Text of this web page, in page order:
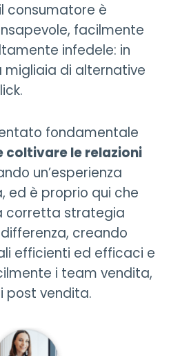
consumatore è
facilmente
infedele: in
migliaia di alternative
fondamentale
coltivare le relazioni
un’esperienza
ed è proprio qui che
corretta strategia
creando
efficienti ed efficaci e
i team vendita,
post vendita.